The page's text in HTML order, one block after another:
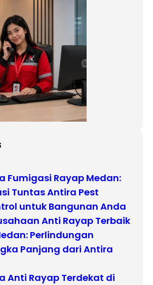
Fumigasi Rayap Medan:
Tuntas Antira Pest
untuk Bangunan Anda
Anti Rayap Terbaik
Perlindungan
Panjang dari Antira
Anti Rayap Terdekat di